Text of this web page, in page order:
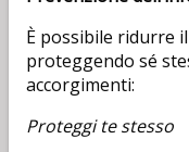
È possibile ridurre
proteggendo sé
accorgimenti:
Proteggi te stesso